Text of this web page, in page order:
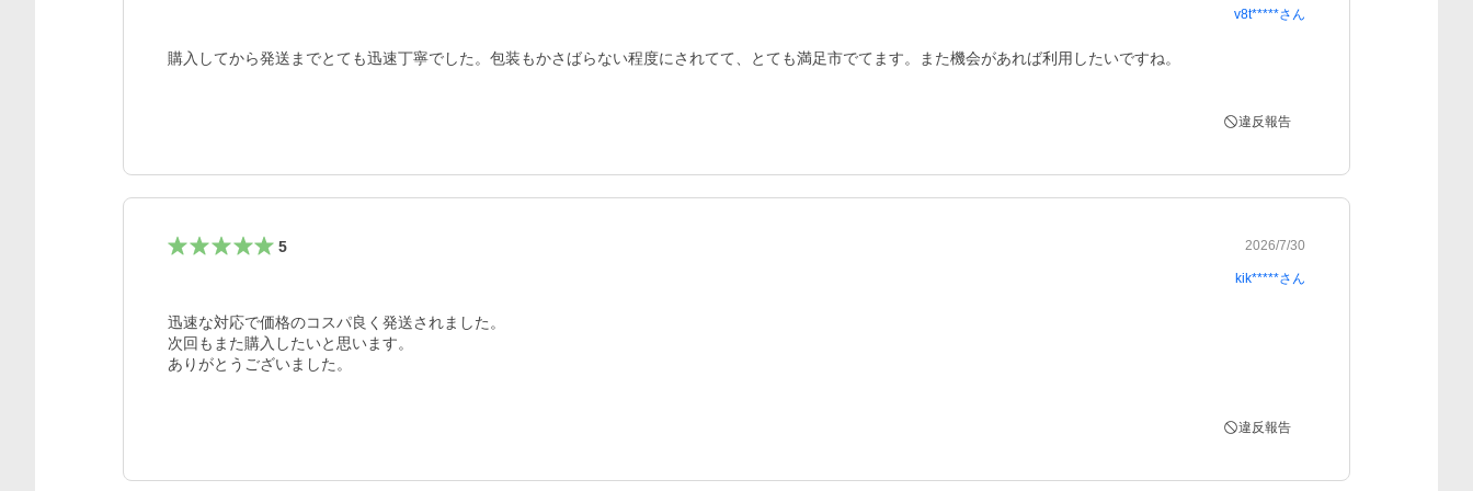
v8t*****さん
購入してから発送までとても迅速丁寧でした。包装もかさばらない程度にされてて、とても満足市でてます。また機会があれば利用したいですね。
違反報告
5 2026/7/30
kik*****さん
迅速な対応で価格のコスパ良く発送されました。
次回もまた購入したいと思います。
ありがとうございました。
違反報告